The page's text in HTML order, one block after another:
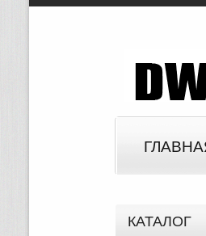
КАТАЛОГ